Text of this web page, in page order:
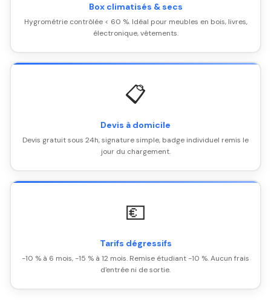
Box climatisés & secs
Hygrométrie contrôlée < 60 %. Idéal pour meubles en bois, livres,
électronique, vêtements.
📋
Devis à domicile
Devis gratuit sous 24h, signature simple, badge individuel remis le
jour du chargement.
💶
Tarifs dégressifs
-10 % à 6 mois, -15 % à 12 mois. Remise étudiant -10 %. Aucun frais
d'entrée ni de sortie.